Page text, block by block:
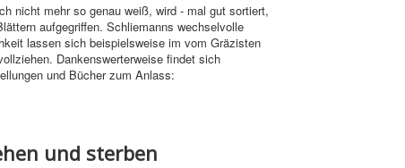
nicht mehr so genau weiß, wird - mal gut sortiert,
aufgegriffen. Schliemanns wechselvolle
lassen sich beispielsweise im vom Gräzisten
Dankenswerterweise findet sich
und Bücher zum Anlass:
und sterben